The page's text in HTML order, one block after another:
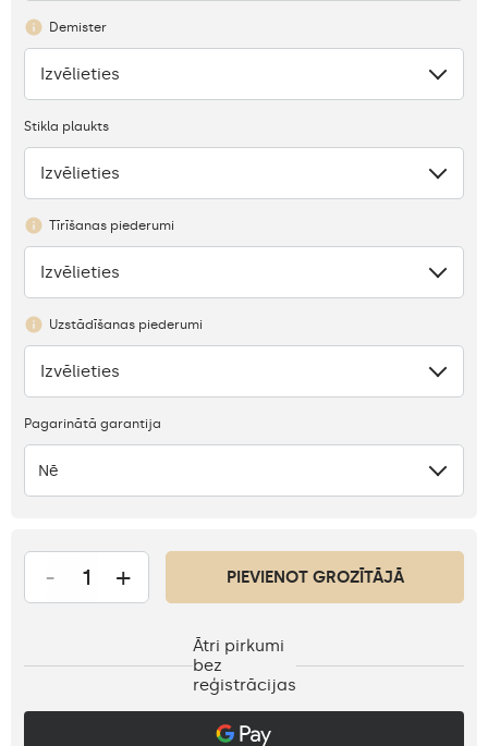
Demister
Nav
Izvēlieties
Stikla plaukts
Trūkums
Izvēlieties
Tīrīšanas piederumi
Nav
Izvēlieties
Uzstādīšanas piederumi
Nav
Izvēlieties
Pagarinātā garantija
Nē
- + PIEVIENOT GROZĪTĀJĀ
Ātri pirkumi
bez
reģistrācijas